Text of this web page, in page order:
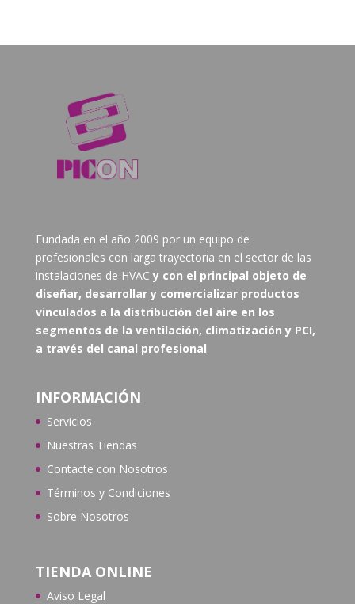
Fundada en el año 2009 por un equipo de
profesionales con larga trayectoria en el sector de las
instalaciones de HVAC y con el principal objeto de
diseñar, desarrollar y comercializar productos
vinculados a la distribución del aire en los
segmentos de la ventilación, climatización y PCI,
a través del canal profesional.
INFORMACIÓN
Servicios
Nuestras Tiendas
Contacte con Nosotros
Términos y Condiciones
Sobre Nosotros
TIENDA ONLINE
Aviso Legal